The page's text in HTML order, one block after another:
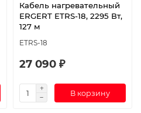
Кабель нагревательный
ERGERT ETRS-18, 2295 Вт,
127 м
ETRS-18
27 090 ₽
В корзину